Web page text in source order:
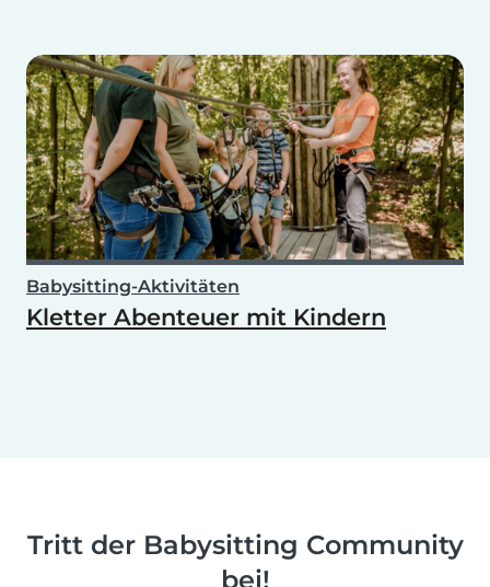
Babysitting-Aktivitäten
Kletter Abenteuer mit Kindern
Tritt der Babysitting Community
bei!